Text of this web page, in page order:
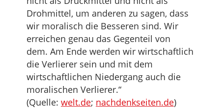
Drohmittel, um anderen zu sagen, dass
wir moralisch die Besseren sind. Wir
erreichen genau das Gegenteil von
dem. Am Ende werden wir wirtschaftlich
die Verlierer sein und mit dem
wirtschaftlichen Niedergang auch die
moralischen Verlierer.“
(Quelle: welt.de; nachdenkseiten.de)